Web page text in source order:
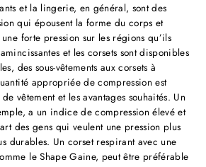
et la lingerie, en général, sont des
qui épousent la forme du corps et
forte pression sur les régions qu’ils
et les corsets sont disponibles
des sous-vêtements aux corsets à
appropriée de compression est
vêtement et les avantages souhaités. Un
a un indice de compression élevé et
des gens qui veulent une pression plus
durables. Un corset respirant avec une
le Shape Gaine, peut être préférable